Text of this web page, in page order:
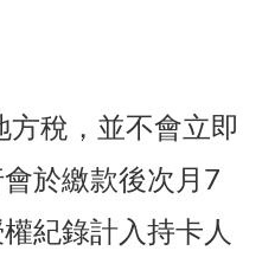
方稅，並不會立即
於繳款後次月7
紀錄計入持卡人